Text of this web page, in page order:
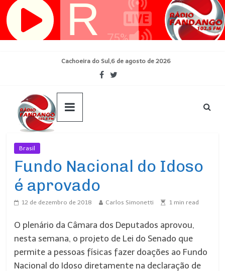
Pular
para
Cachoeira do Sul,6 de agosto de 2026
Brasil
Fundo Nacional do Idoso
é aprovado
12 de dezembro de 2018 Carlos Simonetti 1 min read
O plenário da Câmara dos Deputados aprovou,
nesta semana, o projeto de Lei do Senado que
permite a pessoas físicas fazer doações ao Fundo
Nacional do Idoso diretamente na declaração de